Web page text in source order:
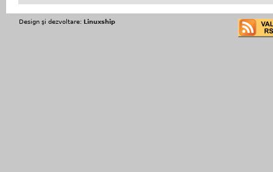
Design şi dezvoltare: Linuxship